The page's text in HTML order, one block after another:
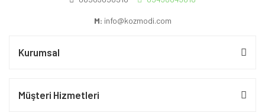
M: info@kozmodi.com
Kurumsal
Müşteri Hizmetleri